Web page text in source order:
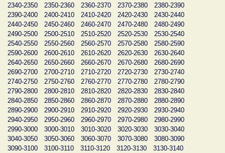
2340-2350
2350-2360 2360-2370 2370-2380
2380-2390
2390-2400
2400-2410 2410-2420 2420-2430
2430-2440
2440-2450
2450-2460 2460-2470 2470-2480
2480-2490
2490-2500
2500-2510 2510-2520 2520-2530
2530-2540
2540-2550
2550-2560 2560-2570 2570-2580
2580-2590
2590-2600
2600-2610 2610-2620 2620-2630
2630-2640
2640-2650
2650-2660 2660-2670 2670-2680
2680-2690
2690-2700
2700-2710 2710-2720 2720-2730
2730-2740
2740-2750
2750-2760 2760-2770 2770-2780
2780-2790
2790-2800
2800-2810 2810-2820 2820-2830
2830-2840
2840-2850
2850-2860 2860-2870 2870-2880
2880-2890
2890-2900
2900-2910 2910-2920 2920-2930
2930-2940
2940-2950
2950-2960 2960-2970 2970-2980
2980-2990
2990-3000
3000-3010 3010-3020 3020-3030
3030-3040
3040-3050
3050-3060 3060-3070 3070-3080
3080-3090
3090-3100
3100-3110 3110-3120 3120-3130
3130-3140